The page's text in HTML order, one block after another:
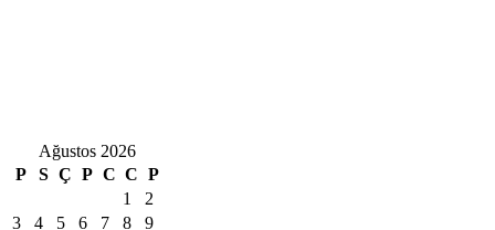
Ağustos 2026
P
S Ç P C C P
1
2
3
4 5 6 7 8 9